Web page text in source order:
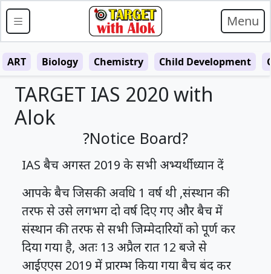
Menu
ART Biology Chemistry Child Development
TARGET IAS 2020 with
Alok
?Notice Board?
IAS बैच अगस्त 2019 के सभी अभ्यर्थी ध्यान दें
आपके बैच जिसकी अवधि 1 वर्ष थी ,संस्थान की
तरफ से उसे लगभग दो वर्ष दिए गए और बैच में
संस्थान की तरफ से सभी जिम्मेदारियों को पूर्ण कर
दिया गया है, अतः 13 अप्रैल रात 12 बजे से
आईएएस 2019 में प्रारम्भ किया गया बैच बंद कर